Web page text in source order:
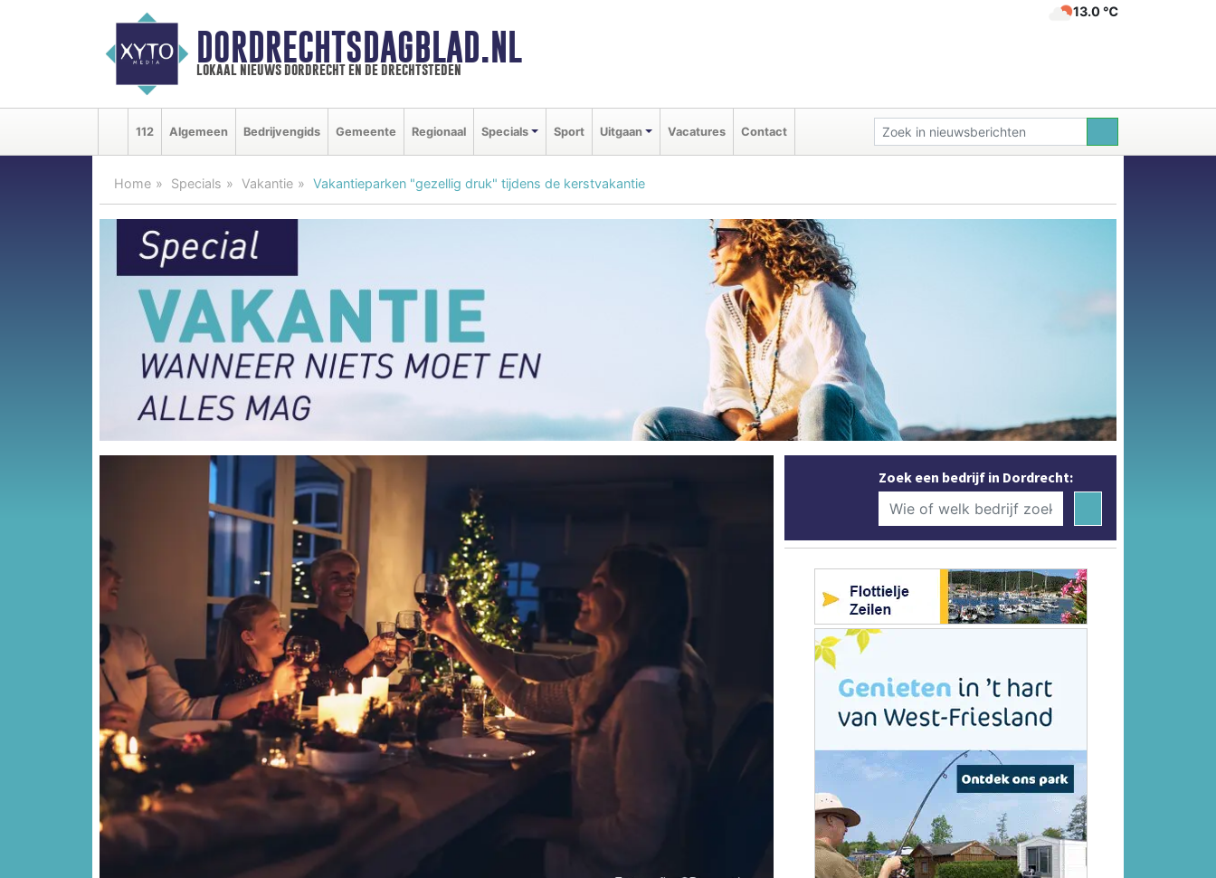
DORDRECHTSDAGBLAD.NL
lokaal nieuws dordrecht en de drechtsteden
13.0 ℃
112 Algemeen Bedrijvengids Gemeente Regionaal Specials Sport Uitgaan Vacatures Contact
Home Specials Vakantie Vakantieparken "gezellig druk" tijdens de kerstvakantie
Zoek een bedrijf in Dordrecht: